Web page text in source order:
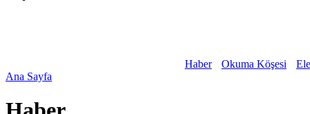
Haber Okuma Köşesi
Ana Sayfa